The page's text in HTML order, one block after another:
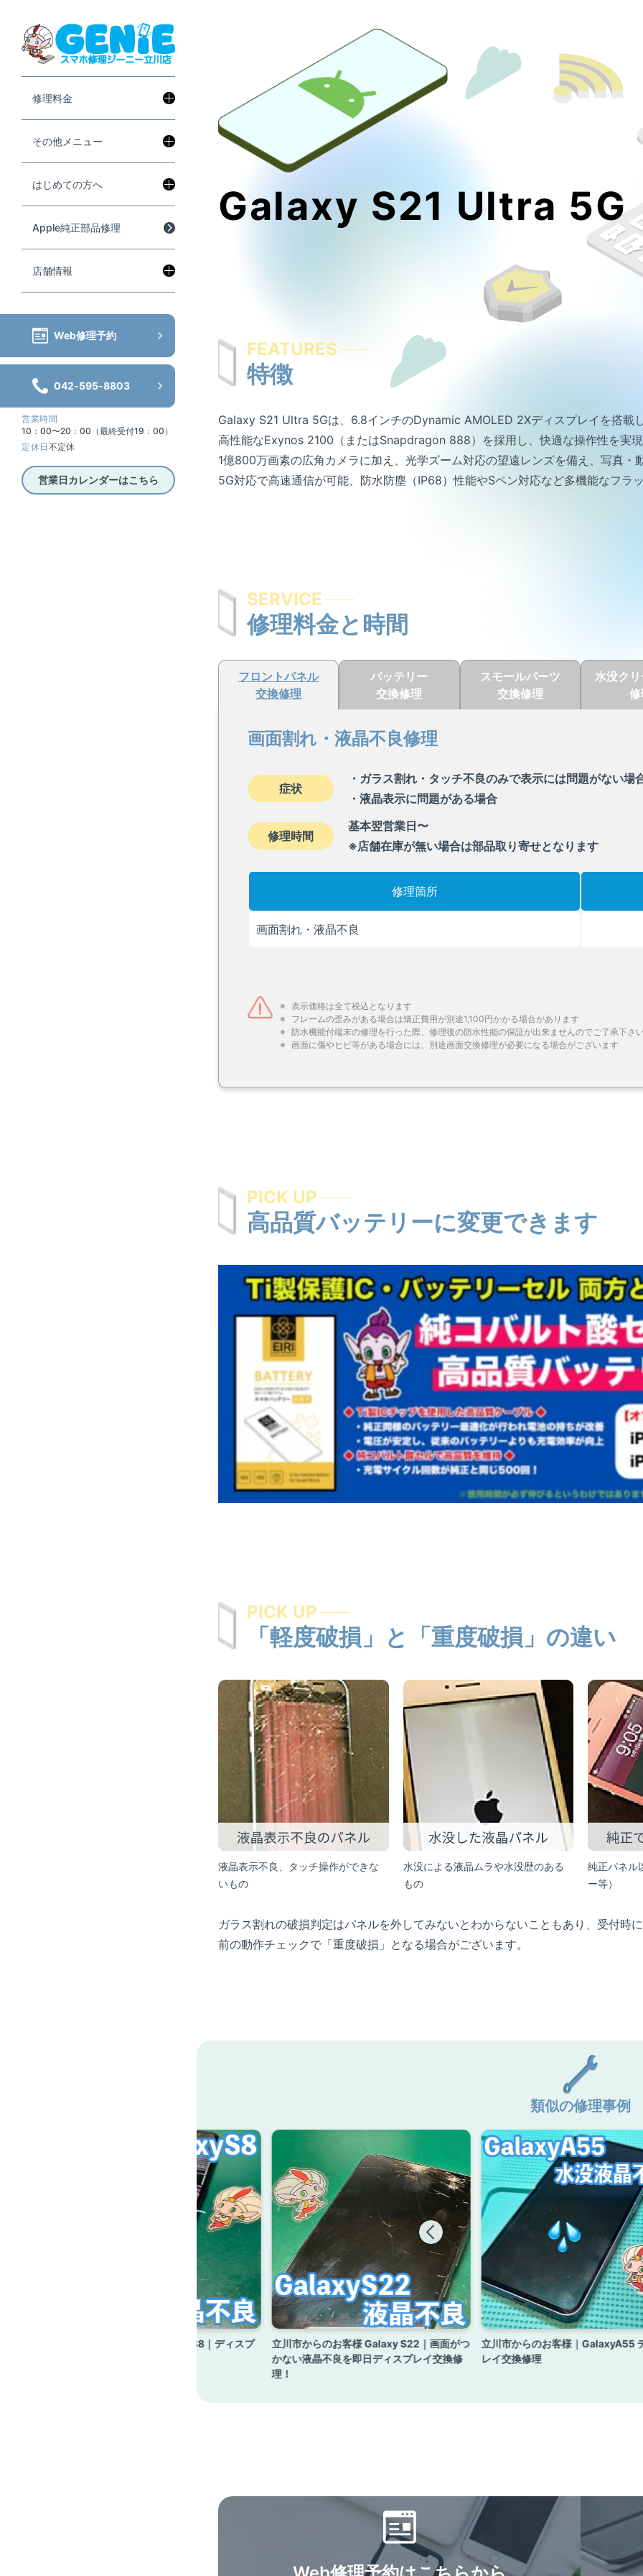
修理料金
その他メニュー
はじめての方へ
Apple純正部品修理
店舗情報
Web修理予約
042-595-8803
営業時間
10：00〜20：00（最終受付19：00）
定休日 不定休
営業日カレンダーはこちら
Galaxy S21 Ultra 5G
FEATURES
特徴
Galaxy S21 Ultra 5Gは、6.8インチのDynamic AMOLED 2Xディスプレイを搭載
高性能なExynos 2100（またはSnapdragon 888）を採用し、快適な操作性を実
1億800万画素の広角カメラに加え、光学ズーム対応の望遠レンズを備え、写真・
5G対応で高速通信が可能、防水防塵（IP68）性能やSペン対応など多機能なフラ
SERVICE
修理料金と時間
フロントパネル
交換修理
バッテリー
交換修理
スモールパーツ
交換修理
水没ク
画面割れ・液晶不良修理
症状
・ガラス割れ・タッチ不良のみで表示には問題がない場
・液晶表示に問題がある場合
修理時間
基本翌営業日〜
※店舗在庫が無い場合は部品取り寄せとなります
修理箇所
画面割れ・液晶不良
表示価格は全て税込となります
フレームの歪みがある場合は矯正費用が別途1,100円かかる場合があります
防水機能付端末の修理を行った際、修理後の防水性能の保証が出来ませんのでご了承下さ
画面に傷やヒビ等がある場合には、別途画面交換修理が必要になる場合がございます
PICK UP
高品質バッテリーに変更できます
PICK UP
「軽度破損」と「重度破損」の違い
液晶表示不良、タッチ操作ができな
いもの
水没による液晶ムラや水没歴のある
もの
純正パネル
ー等）
ガラス割れの破損判定はパネルを外してみないとわからないこともあり、受付時
前の動作チェックで「重度破損」となる場合がございます。
類似の修理事例
立川市からのお客様 Galaxy S8｜ディスプ
立川市からのお客様 Galaxy S22｜画面がつ
かない液晶不良を即日ディスプレイ交換修
理！
立川市からのお客様｜GalaxyA55
レイ交換修理